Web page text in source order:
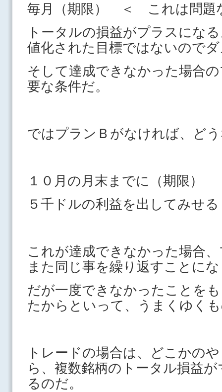
毎月（期限） ＜ これは問題
トータルの損益がプラスに
値化された目標ではないので
そして達成できなかった場合
要な条件だ。
ではプランＢがなければ、ど
１０月の月末までに（期限）
５千ドルの利益を出してみせ
これが達成できなかった場合
また同じ事を繰り返すことに
だが一度できなかったことを
たからといって、うまくゆく
トレードの場合は、どこかの
ら、複数銘柄のトータル損益
るのだ。